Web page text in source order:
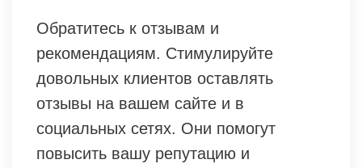
Обратитесь к отзывам и
рекомендациям. Стимулируйте
довольных клиентов оставлять
отзывы на вашем сайте и в
социальных сетях. Они помогут
повысить вашу репутацию и